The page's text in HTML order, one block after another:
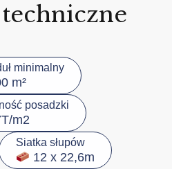
minimalny
m²
posadzki
m2
Siatka słupów
12 x 22,6m